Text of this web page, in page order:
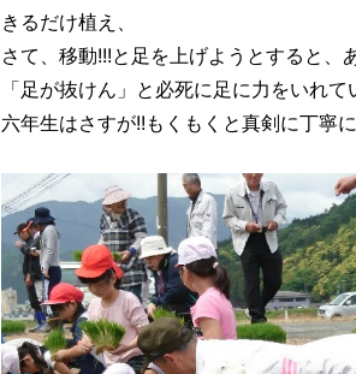
きるだけ植え、
さて、移動!!!と足を上げようとすると、
「足が抜けん」と必死に足に力をいれて
六年生はさすが!!もくもくと真剣に丁寧